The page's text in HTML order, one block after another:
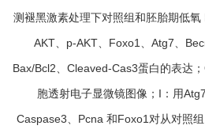
测褪黑激素处理下对照组和胚胎期低氧
AKT、p-AKT、Foxo1、Atg7、
Bax/Bcl2、Cleaved-Cas3蛋白的表达
胞透射电子显微镜图像；I：用
Caspase3、Pcna 和Foxo1对从对照